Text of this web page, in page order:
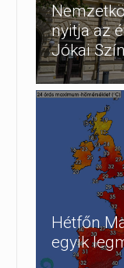
nyitja az
Jókai
Hétfőn
egyik